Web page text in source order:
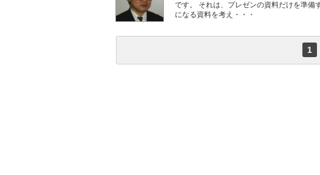
です。 それは、プレゼンの資料だけを準備
になる資料を考え・・・
1